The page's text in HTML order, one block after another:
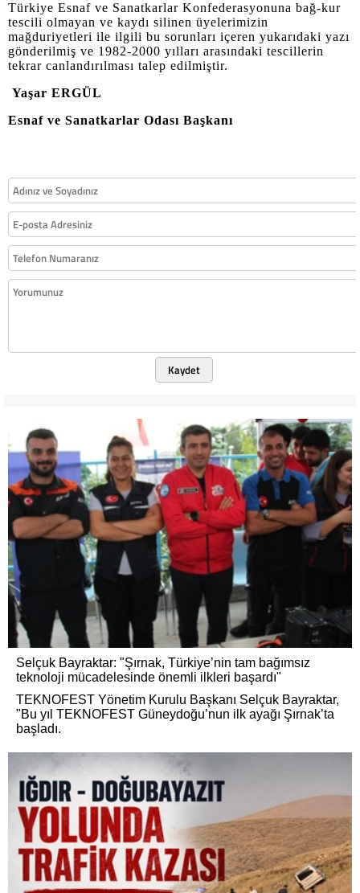
Türkiye Esnaf ve Sanatkarlar Konfederasyonuna bağ-kur
tescili olmayan ve kaydı silinen üyelerimizin
mağduriyetleri ile ilgili bu sorunları içeren yukarıdaki yazı
gönderilmiş ve 1982-2000 yılları arasındaki tescillerin
tekrar canlandırılması talep edilmiştir.
Yaşar ERGÜL
Esnaf ve Sanatkarlar Odası Başkanı
Kaydet
Selçuk Bayraktar: "Şırnak, Türkiye’nin tam bağımsız
teknoloji mücadelesinde önemli ilkleri başardı"
TEKNOFEST Yönetim Kurulu Başkanı Selçuk Bayraktar,
"Bu yıl TEKNOFEST Güneydoğu’nun ilk ayağı Şırnak’ta
başladı.